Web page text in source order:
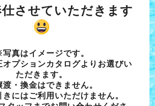
させていただきます
真はイメージです。
プションカタログよりお選びい
ただきます。
・換金はできません。
にはご利用いただけません。